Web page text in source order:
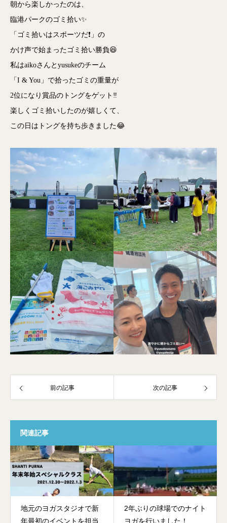
朝から楽しかったのは、
臨港パークのゴミ拾い✨
「ゴミ拾いはスポーツだ❗️」の
かけ声で始まったゴミ拾い勝負😆
私はaikoさんとyusukeのチーム
「I & You」で拾ったゴミの重量が
2位になり賞品のトングをゲット‼️
楽しくゴミ拾いしたのが嬉しくて、
この日はトングを持ち歩きました😂
前の記事 次の記事
関連記事
地元のヨガスタジオで新
年最初のイベントを担当
2年ぶりの球場でのナイト
ヨガを行いました！